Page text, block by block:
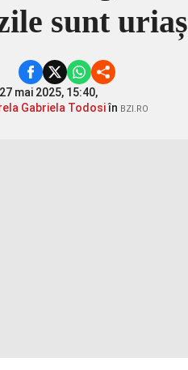
sunt
27 mai 2025, 15:40,
Gabriela Todosiîn BZI.RO